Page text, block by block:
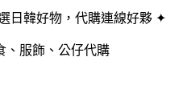
日韓好物，代購連線好夥 ✦
、服飾、公仔代購